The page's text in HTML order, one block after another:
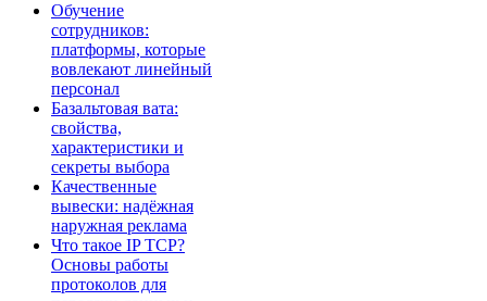
Обучение
сотрудников:
платформы, которые
вовлекают линейный
персонал
Базальтовая вата:
свойства,
характеристики и
секреты выбора
Качественные
вывески: надёжная
наружная реклама
Что такое IP TCP?
Основы работы
протоколов для